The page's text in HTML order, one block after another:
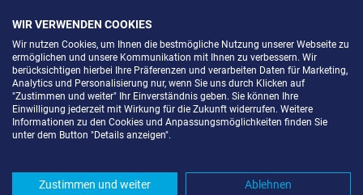
SELF STORAGE IN NEUMARK (08496)
Komfortabel einlagern mit Extraraum
WIR VERWENDEN COOKIES
Wir nutzen Cookies, um Ihnen die bestmögliche Nutzung unserer Webseite zu
ermöglichen und unsere Kommunikation mit Ihnen zu verbessern. Wir
berücksichtigen hierbei Ihre Präferenzen und verarbeiten Daten für Marketing,
Analytics und Personalisierung nur, wenn Sie uns durch Klicken auf
"Zustimmen und weiter" Ihr Einverständnis geben. Sie können Ihre
Einwilligung jederzeit mit Wirkung für die Zukunft widerrufen. Weitere
Informationen zu den Cookies und Anpassungsmöglichkeiten finden Sie
unter dem Button "Details anzeigen".
Zustimmen und weiter Ablehnen